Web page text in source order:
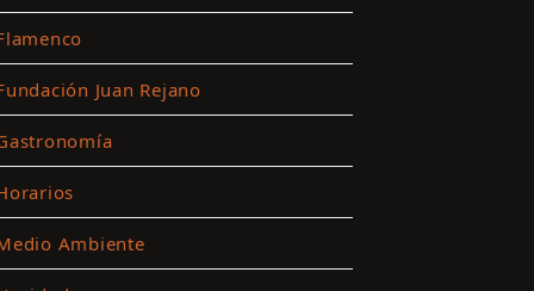
Juan Rejano
Ambiente